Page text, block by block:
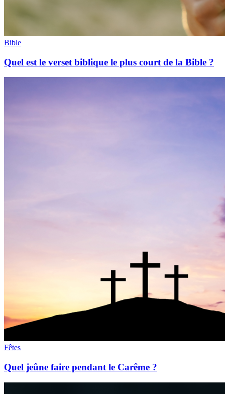
Bible
Quel est le verset biblique le plus court de la Bible ?
Fêtes
Quel jeûne faire pendant le Carême ?